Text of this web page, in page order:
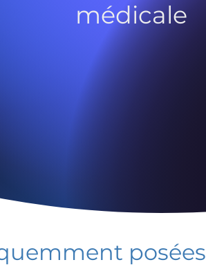
médicale
posées